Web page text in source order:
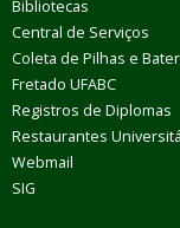
Bibliotecas
Central de Serviços
Coleta de Pilhas e
Fretado UFABC
Registros de Diplomas
Restaurantes
Webmail
SIG